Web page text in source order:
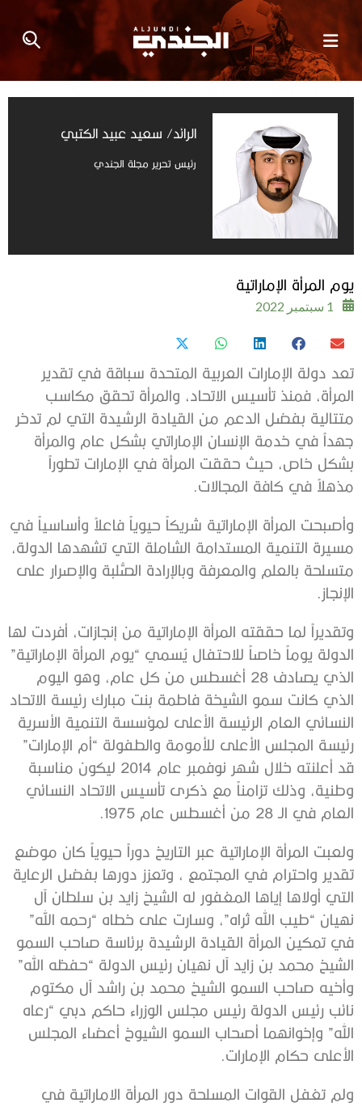
الرائد/ سعيد عبيد الكتبي
رئيس تحرير مجلة الجندي
يوم المرأة الإماراتية
1 سبتمبر 2022
تعد دولة الإمارات العربية المتحدة سباقة في تقدير
المرأة، فمنذ تأسيس الاتحاد، والمرأة تحقق مكاسب
متتالية بفضل الدعم من القيادة الرشيدة التي لم تدخر
جهداً في خدمة الإنسان الإماراتي بشكل عام والمرأة
بشكل خاص، حيث حققت المرأة في الإمارات تطوراً
مذهلاً في كافة المجالات.
وأصبحت المرأة الإماراتية شريكاً حيوياً فاعلاً وأساسياً في
مسيرة التنمية المستدامة الشاملة التي تشهدها الدولة،
متسلحة بالعلم والمعرفة وبالإرادة الصُّلبة والإصرار على
الإنجاز.
وتقديراً لما حققته المرأة الإماراتية من إنجازات، أفردت لها
الدولة يوماً خاصاً للاحتفال يُسمي “يوم المرأة الإماراتية”
الذي يصادف 28 أغسطس من كل عام، وهو اليوم
الذي كانت سمو الشيخة فاطمة بنت مبارك رئيسة الاتحاد
النسائي العام الرئيسة الأعلى لمؤسسة التنمية الأسرية
رئيسة المجلس الأعلى للأمومة والطفولة “أم الإمارات”
قد أعلنته خلال شهر نوفمبر عام 2014 ليكون مناسبة
وطنية، وذلك تزامناً مع ذكرى تأسيس الاتحاد النسائي
العام في الـ 28 من أغسطس عام 1975.
ولعبت المرأة الإماراتية عبر التاريخ دوراً حيوياً كان موضع
تقدير واحترام في المجتمع ، وتعزز دورها بفضل الرعاية
التي أولاها إياها المغفور له الشيخ زايد بن سلطان آل
نهيان “طيب الله ثراه”، وسارت على خطاه “رحمه الله”
في تمكين المرأة القيادة الرشيدة برئاسة صاحب السمو
الشيخ محمد بن زايد آل نهيان رئيس الدولة “حفظه الله”
وأخيه صاحب السمو الشيخ محمد بن راشد آل مكتوم
نائب رئيس الدولة رئيس مجلس الوزراء حاكم دبي “رعاه
الله” وإخوانهما أصحاب السمو الشيوخ أعضاء المجلس
الأعلى حكام الإمارات.
ولم تغفل القوات المسلحة دور المرأة الاماراتية في